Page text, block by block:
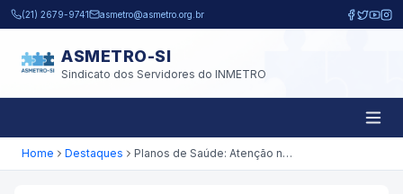
Pular para o conteúdo principal
(21) 2679-9741 asmetro@asmetro.org.br
ASMETRO-SI
Sindicato dos Servidores do INMETRO
Home Destaques Planos de Saúde: Atenção não caia no golpe dos falsos boletos